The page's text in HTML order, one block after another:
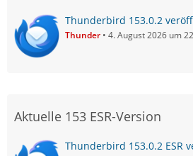
Thunderbird 153.0.2
Thunder 4. August 2026 um
Aktuelle 153 ESR-Version
Thunderbird 153.0.2 ESR